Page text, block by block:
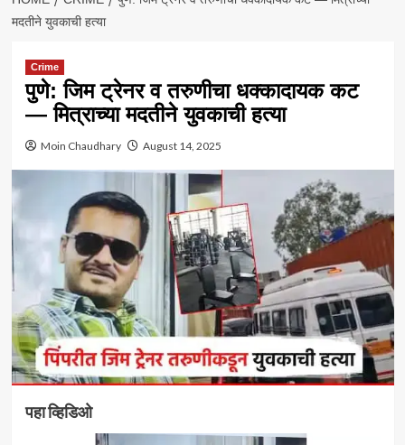
मदतीने युवकाची हत्या
Crime
पुणे: जिम ट्रेनर व तरुणीचा धक्कादायक कट
— मित्राच्या मदतीने युवकाची हत्या
Moin Chaudhary August 14, 2025
पहा व्हिडिओ